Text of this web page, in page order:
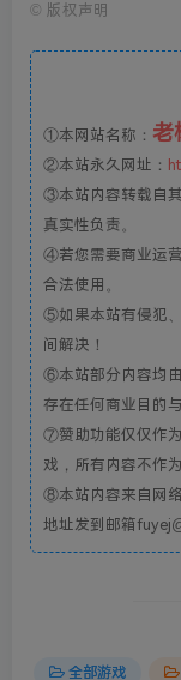
© 版权声明
①本网站名称： 老
②本站永久网址：
③本站内容转载自
真实性负责。
④若您需要商业运
合法使用。
⑤如果本站有侵犯
间解决！
⑥本站部分内容均
存在任何商业目的
⑦赞助功能仅仅作
戏，所有内容不作
⑧本站内容来自网
地址发到邮箱
全部游戏